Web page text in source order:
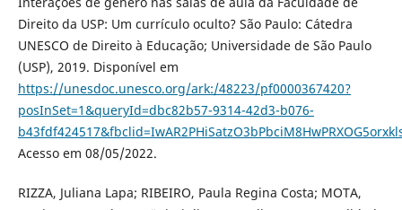
Direito da USP: Um currículo oculto? São Paulo: Cátedra
UNESCO de Direito à Educação; Universidade de São Paulo
(USP), 2019. Disponível em
https://unesdoc.unesco.org/ark:/48223/pf0000367420?
posInSet=1&queryId=dbc82b57-9314-42d3-b076-
Acesso em 08/05/2022.
RIZZA, Juliana Lapa; RIBEIRO, Paula Regina Costa; MOTA,